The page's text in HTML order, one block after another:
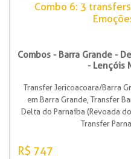
Combo 6: 3
Combos - Barra Grande -
- Lençóis
Transfer Jericoacoara/Barra
em Barra Grande, Transfer
Delta do Parnaíba (Revoada
Transfer
R$ 747